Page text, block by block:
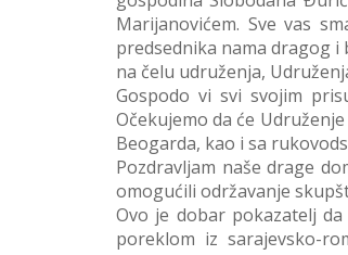
Marijanovićem. Sve vas
predsednika nama dragog i
na čelu udruženja,
Gospodo vi svi svojim
Očekujemo da će
Beogarda, kao i sa
Pozdravljam naše drage
omogućili održavanje
Ovo je dobar pokazatelj
poreklom iz sarajevsko-